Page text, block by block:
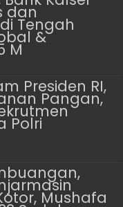
dan
Tengah
&
M
Presiden RI,
Pangan,
Polri
Mushafa